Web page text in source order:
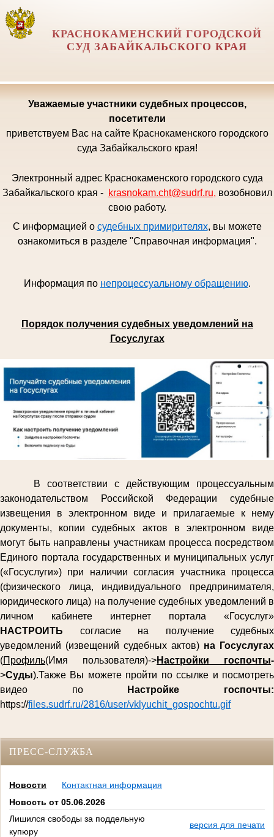
КРАСНОКАМЕНСКИЙ ГОРОДСКОЙ
СУД ЗАБАЙКАЛЬСКОГО КРАЯ
Уважаемые участники судебных процессов,
посетители
приветствуем Вас на сайте Краснокаменского городского
суда Забайкальского края!
Электронный адрес Краснокаменского городского суда
Забайкальского края - krasnokam.cht@sudrf.ru, возобновил
свою работу.
С информацией о судебных примирителях, вы можете
ознакомиться в разделе "Справочная информация".
Информация по непроцессуальному обращению.
Порядок получения судебных уведомлений на
Госуслугах
В соответствии с действующим процессуальным
законодательством Российской Федерации судебные
извещения в электронном виде и прилагаемые к нему
документы, копии судебных актов в электронном виде
могут быть направлены участникам процесса посредством
Единого портала государственных и муниципальных услуг
(«Госуслуги») при наличии согласия участника процесса
(физического лица, индивидуального предпринимателя,
юридического лица) на получение судебных уведомлений в
личном кабинете интернет портала «Госуслуг»
НАСТРОИТЬ согласие на получение судебных
уведомлений (извещений судебных актов) на Госуслугах
(Профиль(Имя пользователя)->Настройки госпочты-
>Суды).Также Вы можете пройти по ссылке и посмотреть
видео по
Настройке госпочты:
https://files.sudrf.ru/2816/user/vklyuchit_gospochtu.gif
ПРЕСС-СЛУЖБА
Новости
Контактная информация
Новость от 05.06.2026
Лишился свободы за поддельную
купюру
версия для печати